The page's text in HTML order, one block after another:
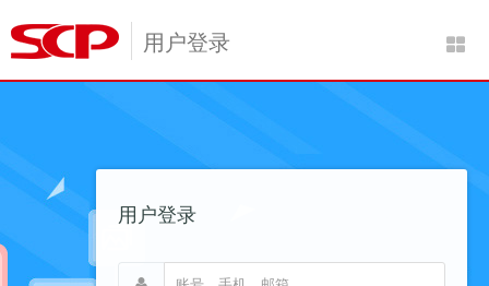
用户登录
用户登录